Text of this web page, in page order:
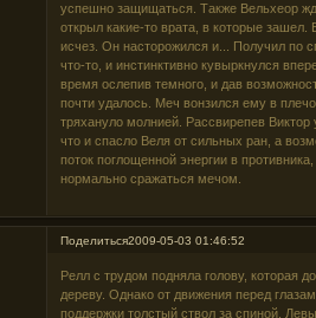
успешно защищаться. Также Вельхеор
открыл какие-то врата, в которые зашел.
исчез. Он насторожился и... Получил по
что-то, и инстинктивно кувыркнулся
время ослепив темного, и дав
почти удалось. Меч вонзился ему в
тряхануло молнией. Рассвирепев
что и спасло Веля от сильных ран, а
поток поглощенной энергии в
нормально сражаться мечом.
Поделиться2009-05-03 01:46:52
Релл с трудом подняла голову, которая
дереву. Однако от движения перед
поддержки толстый ствол за спиной.